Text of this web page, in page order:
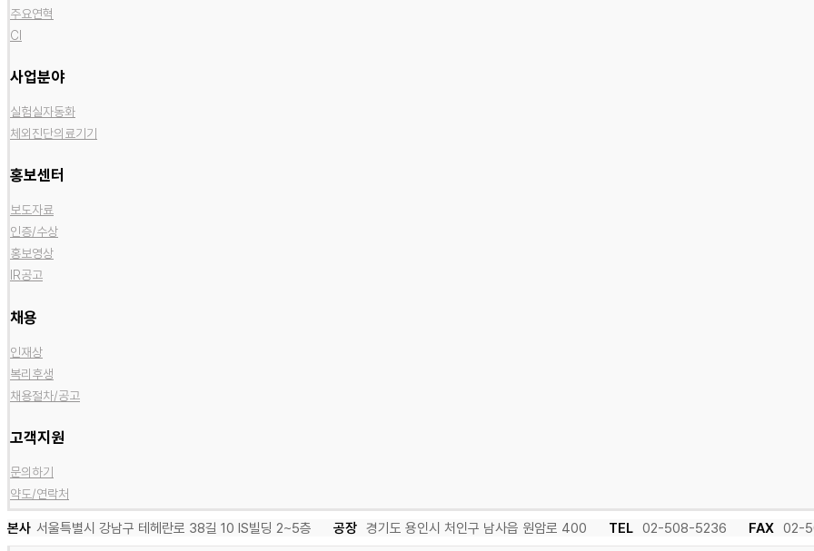
주요연혁
CI
사업분야
실험실자동화
체외진단의료기기
홍보센터
보도자료
인증/수상
홍보영상
IR공고
채용
인재상
복리후생
채용절차/공고
고객지원
문의하기
약도/연락처
본사 서울특별시 강남구 테헤란로 38길 10 IS빌딩 2~5층 공장 경기도 용인시 처인구 남사읍 원암로 400 TEL 02-508-5236 FAX 02-